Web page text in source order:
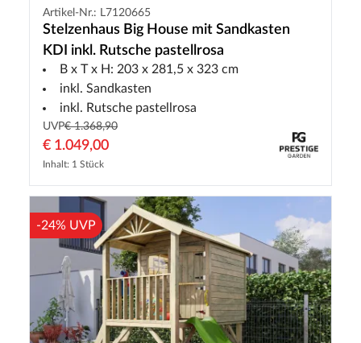
Artikel-Nr.: L7120665
Stelzenhaus Big House mit Sandkasten
KDI inkl. Rutsche pastellrosa
B x T x H: 203 x 281,5 x 323 cm
inkl. Sandkasten
inkl. Rutsche pastellrosa
UVP€ 1.368,90
€ 1.049,00
Inhalt: 1 Stück
-24% UVP